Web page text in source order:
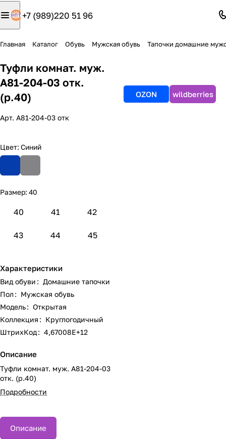
+7 (989)220 51 96
Главная Каталог Обувь Мужская обувь Тапочки домашние
Туфли комнат. муж.
А81-204-03 отк.
(р.40)
Арт. А81-204-03 отк
Цвет: Синий
Размер: 40
40 41 42
43 44 45
Характеристики
Вид обуви : Домашние тапочки
Пол : Мужская обувь
Модель: Открытая
Коллекция : Круглогодичный
ШтрихКод: 4,67008E+12
Описание
Туфли комнат. муж. А81-204-03
отк. (р.40)
Подробности
OZON wildberries
Описание